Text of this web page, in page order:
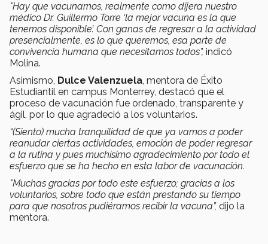
"Hay que vacunarnos, realmente como dijera nuestro
médico Dr. Guillermo Torre ‘la mejor vacuna es la que
tenemos disponible’. Con ganas de regresar a la actividad
presencialmente, es lo que queremos, esa parte de
convivencia humana que necesitamos todos”, indicó
Molina.
Asimismo, Dulce Valenzuela, mentora de Éxito
Estudiantil en campus Monterrey, destacó que el
proceso de vacunación fue ordenado, transparente y
ágil, por lo que agradeció a los voluntarios.
“(Siento) mucha tranquilidad de que ya vamos a poder
reanudar ciertas actividades, emoción de poder regresar
a la rutina y pues muchísimo agradecimiento por todo el
esfuerzo que se ha hecho en esta labor de vacunación.
"Muchas gracias por todo este esfuerzo; gracias a los
voluntarios, sobre todo que están prestando su tiempo
para que nosotros pudiéramos recibir la vacuna”, dijo la
mentora.